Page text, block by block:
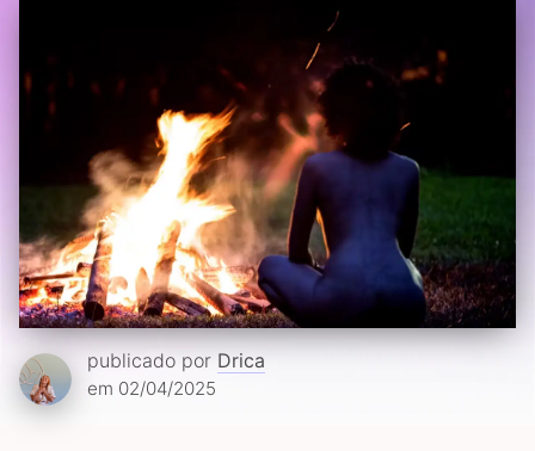
publicado por Drica
em 02/04/2025